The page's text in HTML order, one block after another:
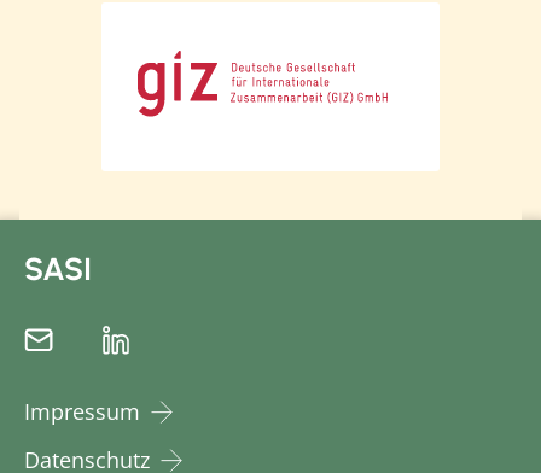
SASI
Impressum
Datenschutz